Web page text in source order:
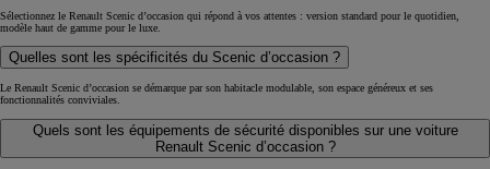
Sélectionnez le Renault Scenic d’occasion qui répond à vos attentes : version standard pour le quotidien,
modèle haut de gamme pour le luxe.
Quelles sont les spécificités du Scenic d’occasion ?
Le Renault Scenic d’occasion se démarque par son habitacle modulable, son espace généreux et ses
fonctionnalités conviviales.
Quels sont les équipements de sécurité disponibles sur une voiture
Renault Scenic d’occasion ?